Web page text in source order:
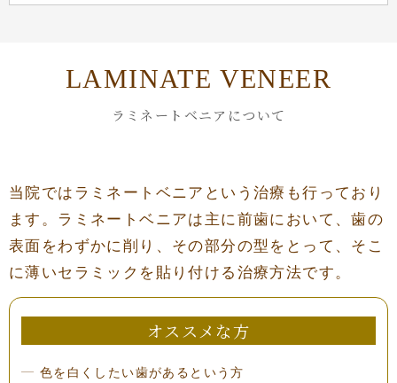
LAMINATE VENEER
ラミネートベニアについて
当院ではラミネートベニアという治療も行っており
ます。ラミネートベニアは主に前歯において、歯の
表面をわずかに削り、その部分の型をとって、そこ
に薄いセラミックを貼り付ける治療方法です。
オススメな方
色を白くしたい歯があるという方